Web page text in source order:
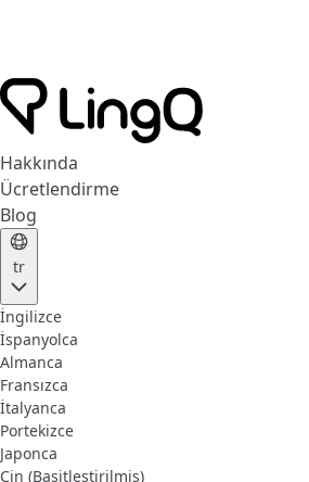
Hakkında
Ücretlendirme
Blog
tr
İngilizce
İspanyolca
Almanca
Fransızca
İtalyanca
Portekizce
Japonca
Çin (Basitleştirilmiş)